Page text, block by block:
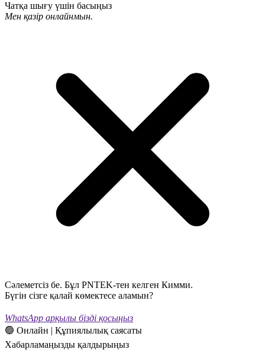
Чатқа шығу үшін басыңыз
Мен қазір онлайнмын.
Сәлеметсіз бе. Бұл PNTEK-тен келген Кимми.
Бүгін сізге қалай көмектесе аламын?
WhatsApp арқылы бізді қосыңыз
🟢 Онлайн | Құпиялылық саясаты
Хабарламаңызды қалдырыңыз